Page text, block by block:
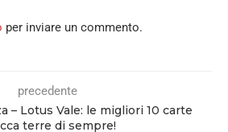
per inviare un commento.
precedente
– Lotus Vale: le migliori 10 carte
terre di sempre!